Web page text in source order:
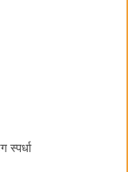
स्पर्धा